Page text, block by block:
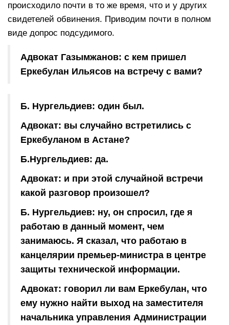
происходило почти в то же время, что и у других
свидетелей обвинения. Приводим почти в полном
виде допрос подсудимого.
Адвокат Газымжанов: с кем пришел
Еркебулан Ильясов на встречу с вами?
Б. Нургельдиев: один был.
Адвокат: вы случайно встретились с
Еркебуланом в Астане?
Б.Нургельдиев: да.
Адвокат: и при этой случайной встречи
какой разговор произошел?
Б. Нургельдиев: ну, он спросил, где я
работаю в данный момент, чем
занимаюсь. Я сказал, что работаю в
канцелярии премьер-министра в центре
защиты технической информации.
Адвокат: говорил ли вам Еркебулан, что
ему нужно найти выход на заместителя
начальника управления Администрации